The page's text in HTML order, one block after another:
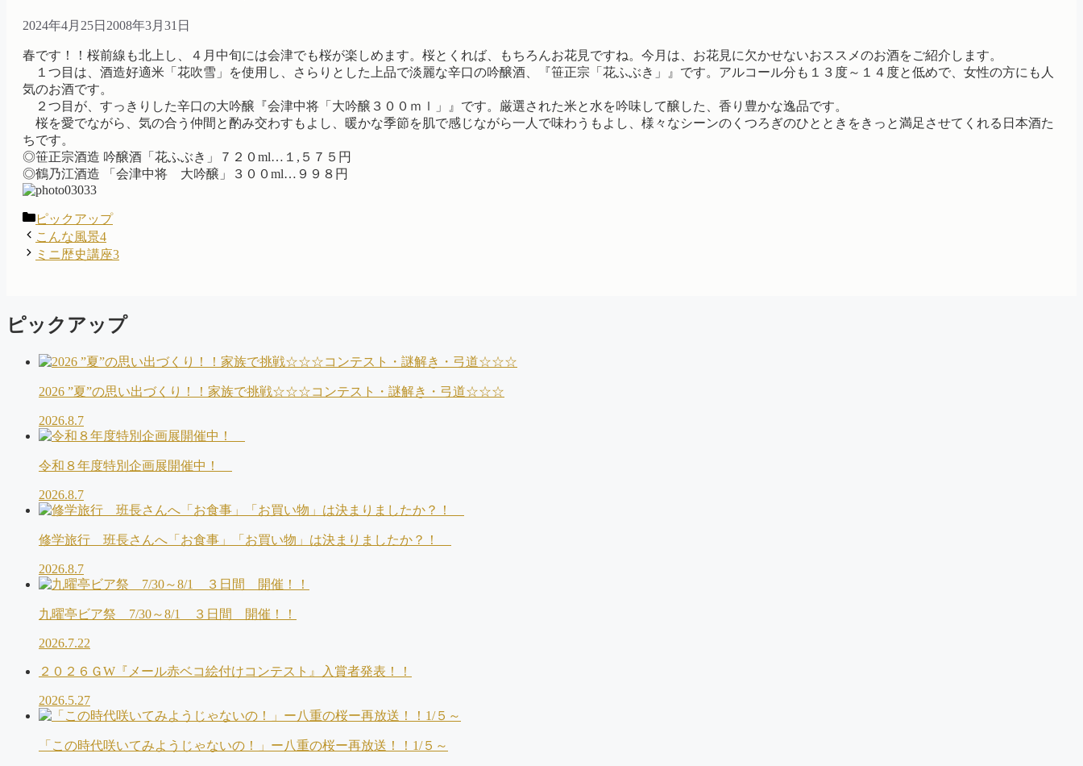
2024年4月25日 2008年3月31日
春です！！桜前線も北上し、４月中旬には会津でも桜が楽しめます。桜とくれば、もちろんお花見ですね。今月は、お花見に欠かせないおススメのお酒をご紹介します。
１つ目は、酒造好適米「花吹雪」を使用し、さらりとした上品で淡麗な辛口の吟醸酒、『笹正宗「花ふぶき」』です。アルコール分も１３度～１４度と低めで、女性の方にも人
気のお酒です。
２つ目が、すっきりした辛口の大吟醸『会津中将「大吟醸３００ｍｌ」』です。厳選された米と水を吟味して醸した、香り豊かな逸品です。
桜を愛でながら、気の合う仲間と酌み交わすもよし、暖かな季節を肌で感じながら一人で味わうもよし、様々なシーンのくつろぎのひとときをきっと満足させてくれる日本酒た
ちです。
◎笹正宗酒造 吟醸酒「花ふぶき」７２０ml…１,５７５円
◎鶴乃江酒造 「会津中将 大吟醸」３００ml…９９８円
カ
テ
ゴ
ピックアップ
こんな風景4
ミニ歴史講座3
ピックアップ
2026 ”夏”の思い出づくり！！家族で挑戦☆☆☆コンテスト・謎解き・弓道☆☆☆
2026.8.7
令和８年度特別企画展開催中！
2026.8.7
修学旅行 班長さんへ「お食事」「お買い物」は決まりましたか？！
2026.8.7
九曜亭ビア祭 7/30～8/1 ３日間 開催！！
2026.7.22
２０２６ＧW『メール赤ベコ絵付けコンテスト』入賞者発表！！
2026.5.27
「この時代咲いてみようじゃないの！」ー八重の桜ー再放送！！1/５～